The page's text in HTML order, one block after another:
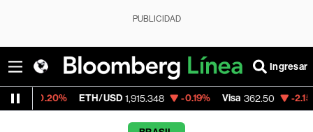
PUBLICIDAD
Ingresar
ETH/USD 1,915.348 -0.19% Visa 362.50 -2.15%